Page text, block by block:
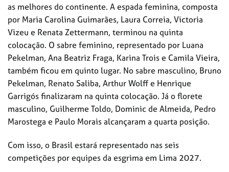
as melhores do continente. A espada feminina, composta
por Maria Carolina Guimarães, Laura Correia, Victoria
Vizeu e Renata Zettermann, terminou na quinta
colocação. O sabre feminino, representado por Luana
Pekelman, Ana Beatriz Fraga, Karina Trois e Camila Vieira,
também ficou em quinto lugar. No sabre masculino, Bruno
Pekelman, Renato Saliba, Arthur Wolff e Henrique
Garrigós finalizaram na quinta colocação. Já o florete
masculino, Guilherme Toldo, Dominic de Almeida, Pedro
Marostega e Paulo Morais alcançaram a quarta posição.
Com isso, o Brasil estará representado nas seis
competições por equipes da esgrima em Lima 2027.